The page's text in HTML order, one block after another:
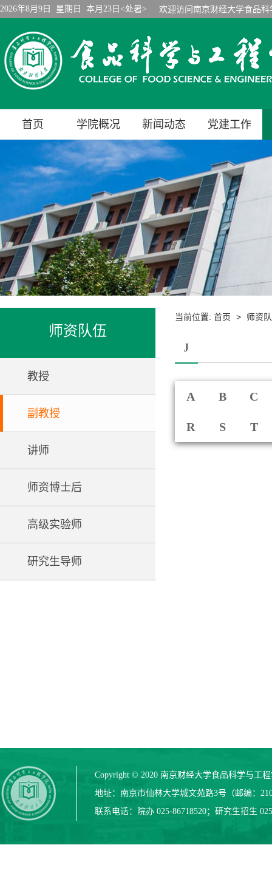
2026年8月9日 星期日 本月23日<处暑> 欢迎访问南京财经大学食品
首页 学院概况 新闻动态 党建工作
师资队伍
教授
副教授
讲师
师资博士后
高级实验师
研究生导师
当前位置: 首页 > 师资
J
A B C
R S T
Copyright © 2020 南京财经大学食品科学与工
地址：南京市仙林大学城文苑路3号（邮编：
联系电话：院办 025-86718520；研究生招生